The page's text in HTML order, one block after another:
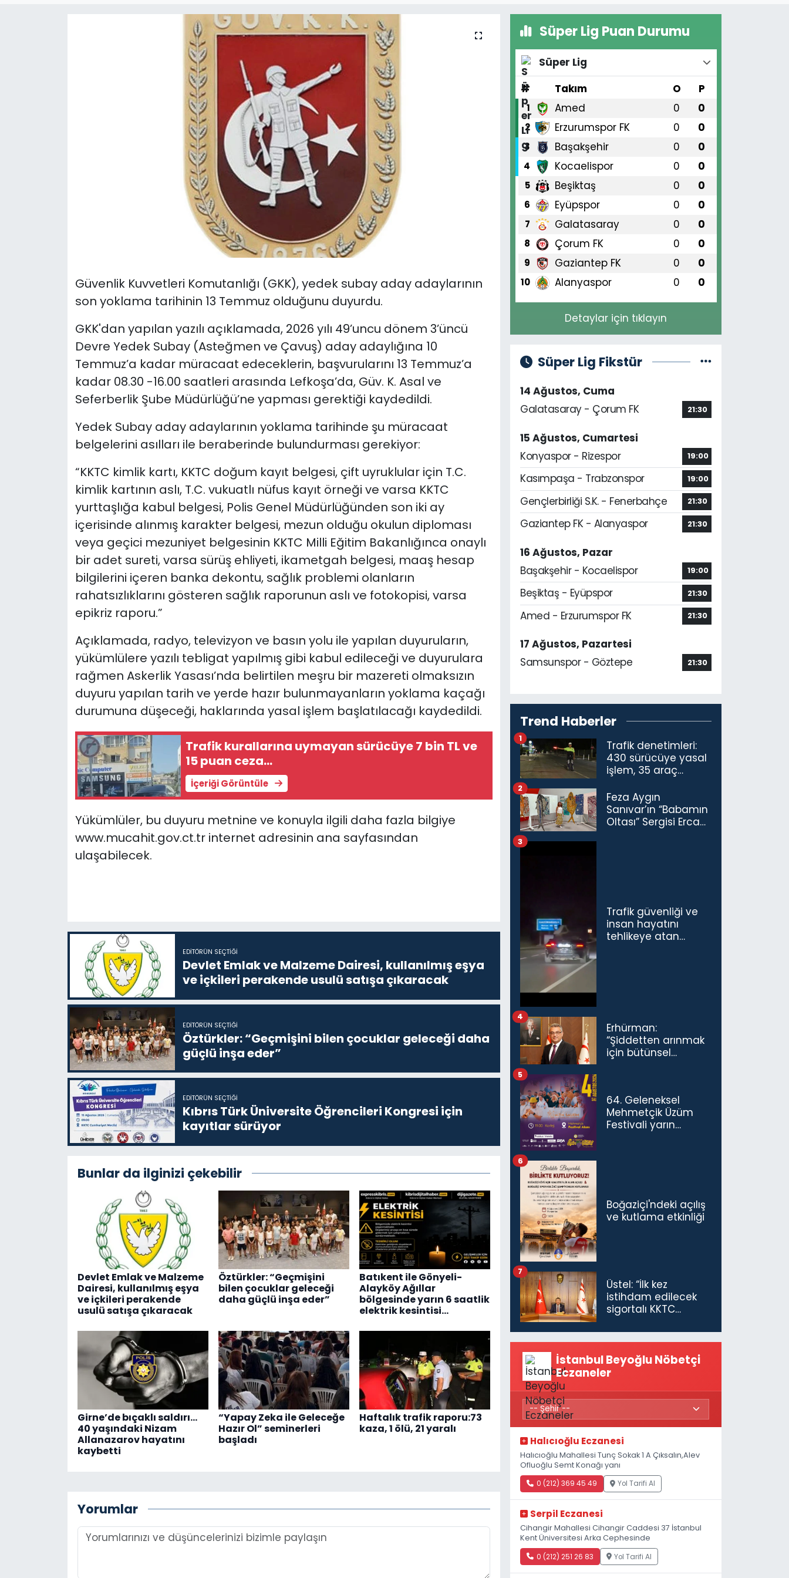
Güvenlik Kuvvetleri Komutanlığı (GKK), yedek subay aday adaylarının
son yoklama tarihinin 13 Temmuz olduğunu duyurdu.
GKK'dan yapılan yazılı açıklamada, 2026 yılı 49’uncu dönem 3’üncü
Devre Yedek Subay (Asteğmen ve Çavuş) aday adaylığına 10
Temmuz’a kadar müracaat edeceklerin, başvurularını 13 Temmuz’a
kadar 08.30 -16.00 saatleri arasında Lefkoşa’da, Güv. K. Asal ve
Seferberlik Şube Müdürlüğü’ne yapması gerektiği kaydedildi.
Yedek Subay aday adaylarının yoklama tarihinde şu müracaat
belgelerini asılları ile beraberinde bulundurması gerekiyor:
“KKTC kimlik kartı, KKTC doğum kayıt belgesi, çift uyruklular için T.C.
kimlik kartının aslı, T.C. vukuatlı nüfus kayıt örneği ve varsa KKTC
yurttaşlığa kabul belgesi, Polis Genel Müdürlüğünden son iki ay
içerisinde alınmış karakter belgesi, mezun olduğu okulun diploması
veya geçici mezuniyet belgesinin KKTC Milli Eğitim Bakanlığınca onaylı
bir adet sureti, varsa sürüş ehliyeti, ikametgah belgesi, maaş hesap
bilgilerini içeren banka dekontu, sağlık problemi olanların
rahatsızlıklarını gösteren sağlık raporunun aslı ve fotokopisi, varsa
epikriz raporu.”
Açıklamada, radyo, televizyon ve basın yolu ile yapılan duyuruların,
yükümlülere yazılı tebligat yapılmış gibi kabul edileceği ve duyurulara
rağmen Askerlik Yasası’nda belirtilen meşru bir mazereti olmaksızın
duyuru yapılan tarih ve yerde hazır bulunmayanların yoklama kaçağı
durumuna düşeceği, haklarında yasal işlem başlatılacağı kaydedildi.
Trafik kurallarına uymayan sürücüye 7 bin TL ve
15 puan ceza…
İçeriği Görüntüle
Yükümlüler, bu duyuru metnine ve konuyla ilgili daha fazla bilgiye
www.mucahit.gov.ct.tr internet adresinin ana sayfasından
ulaşabilecek.
EDITÖRÜN SEÇTIĞI
Devlet Emlak ve Malzeme Dairesi, kullanılmış eşya
ve içkileri perakende usulü satışa çıkaracak
EDITÖRÜN SEÇTIĞI
Öztürkler: “Geçmişini bilen çocuklar geleceği daha
güçlü inşa eder”
EDITÖRÜN SEÇTIĞI
Kıbrıs Türk Üniversite Öğrencileri Kongresi için
kayıtlar sürüyor
Bunlar da ilginizi çekebilir
Devlet Emlak ve Malzeme
Dairesi, kullanılmış eşya
ve içkileri perakende
usulü satışa çıkaracak
Öztürkler: “Geçmişini
bilen çocuklar geleceği
daha güçlü inşa eder”
Batıkent ile Gönyeli-
Alayköy Ağıllar
bölgesinde yarın 6 saatlik
elektrik kesintisi…
Girne’de bıçaklı saldırı…
40 yaşındaki Nizam
Allanazarov hayatını
kaybetti
“Yapay Zeka ile Geleceğe
Hazır Ol” seminerleri
başladı
Haftalık trafik raporu:73
kaza, 1 ölü, 21 yaralı
Yorumlar
Süper Lig Puan Durumu
Süper Lig
#
Takım O P
1 Amed 0 0
2 Erzurumspor FK 0 0
3 Başakşehir 0 0
4 Kocaelispor 0 0
5 Beşiktaş 0 0
6 Eyüpspor 0 0
7 Galatasaray 0 0
8 Çorum FK 0 0
9 Gaziantep FK 0 0
10 Alanyaspor 0 0
Detaylar için tıklayın
Süper Lig Fikstür
14 Ağustos, Cuma
Galatasaray - Çorum FK
21:30
15 Ağustos, Cumartesi
Konyaspor - Rizespor
19:00
Kasımpaşa - Trabzonspor 19:00
Gençlerbirliği S.K. - Fenerbahçe 21:30
Gaziantep FK - Alanyaspor 21:30
16 Ağustos, Pazar
Başakşehir - Kocaelispor
19:00
Beşiktaş - Eyüpspor 21:30
Amed - Erzurumspor FK 21:30
17 Ağustos, Pazartesi
Samsunspor - Göztepe
21:30
Trend Haberler
Trafik denetimleri:
430 sürücüye yasal
işlem, 35 araç
1
Feza Aygın
Sanıvar’ın “Babamın
Oltası” Sergisi Ercan
2
Trafik güvenliği ve
insan hayatını
tehlikeye atan
3
Erhürman:
“Şiddetten arınmak
için bütünsel
4
64. Geleneksel
Mehmetçik Üzüm
Festivali yarın
5
Boğaziçi'ndeki açılış
ve kutlama etkinliği
6
Üstel: “İlk kez
istihdam edilecek
sigortalı KKTC
maaş desteğini 35
bin TL'ye çıkardık”
7
İstanbul Beyoğlu Nöbetçi
Eczaneler
Halıcıoğlu Eczanesi
Halıcıoğlu Mahallesi Tunç Sokak 1 A Çıksalın,Alev
Ofluoğlu Semt Konağı yanı
0 (212) 369 45 49 Yol Tarifi Al
Serpil Eczanesi
Cihangir Mahallesi Cihangir Caddesi 37 İstanbul
Kent Üniversitesi Arka Cephesinde
0 (212) 251 26 83 Yol Tarifi Al
Teknoloji
Yazarlar